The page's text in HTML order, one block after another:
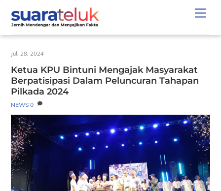
content
Juli 28, 2024
Ketua KPU Bintuni Mengajak Masyarakat
Berpatisipasi Dalam Peluncuran Tahapan
Pilkada 2024
NEWS 0